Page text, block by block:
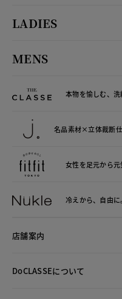
LADIES
MENS
本物を愉しむ、
名品素材×立体裁断
女性を足元から元
冷えから、 自由に。
店舗案内
DoCLASSEについて